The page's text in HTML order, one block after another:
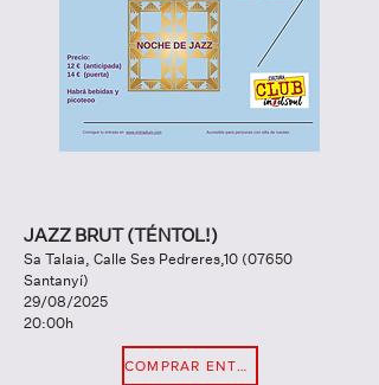
JAZZ BRUT (TÉNTOL!)
Sa Talaia, Calle Ses Pedreres,10 (07650
Santanyí)
29/08/2025
20:00h
COMPRAR ENTRADA